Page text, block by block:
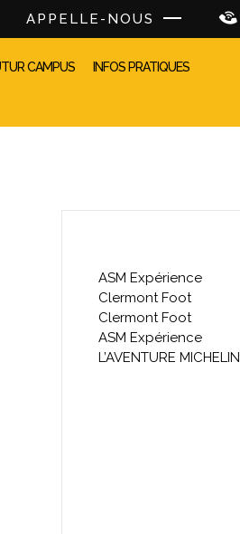
APPELLE-NOUS
CAMPUS INFOS PRATIQUES
ASM Expérience
Clermont Foot
Clermont Foot
ASM Expérience
L’AVENTURE MICHELIN